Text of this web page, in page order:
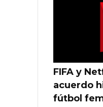
FIFA y
acuerdo
fútbol